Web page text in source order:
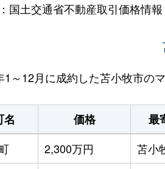
国土交通省不動産取引価格情
1～12月に成約した苫小牧市の
名 価格
最
2,300万円
苫小